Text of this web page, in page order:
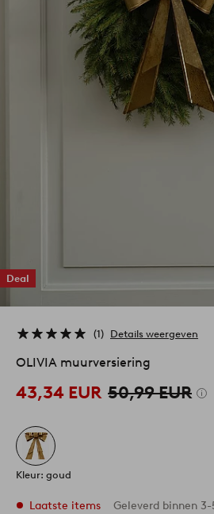
Deal
1 Details weergeven
OLIVIA muurversiering
43,34 EUR 50,99 EUR
Kleur: goud
Laatste items Geleverd binnen